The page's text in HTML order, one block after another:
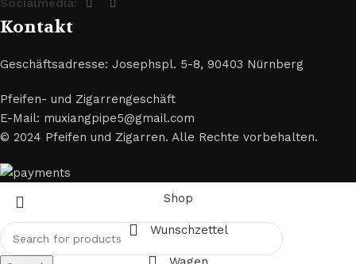
Socialmedia:
Kontakt
Geschäftsadresse: Josephspl. 5-8, 90403 Nürnberg
Pfeifen- und Zigarrengeschäft
E-Mail: muxiangpipe5@gmail.com
© 2024 Pfeifen und Zigarren. Alle Rechte vorbehalten.
Shop
Wunschzettel